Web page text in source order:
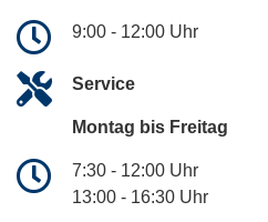
9:00 - 12:00 Uhr
Service
Montag bis Freitag
7:30 - 12:00 Uhr
13:00 - 16:30 Uhr